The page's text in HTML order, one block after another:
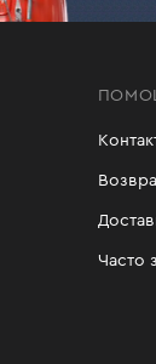
Часто